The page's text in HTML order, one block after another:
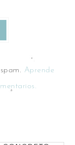
Aprende